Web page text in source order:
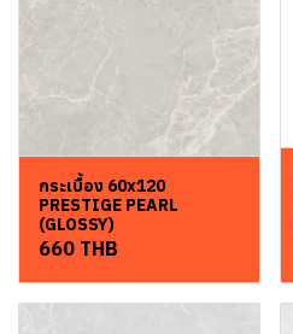
กระเบื้อง 60x120
PRESTIGE PEARL
(GLOSSY)
660 THB